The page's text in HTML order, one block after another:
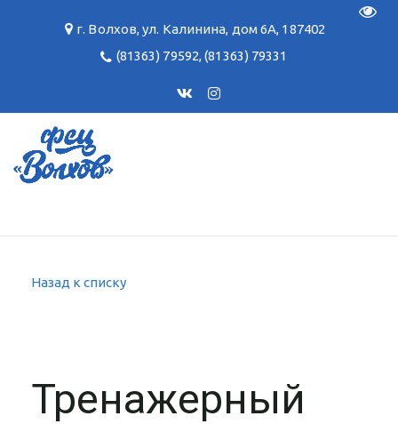
г. Волхов,ул. Калинина, дом 6А, 187402
(81363) 79592,(81363) 79331
Назад к списку
Тренажерный